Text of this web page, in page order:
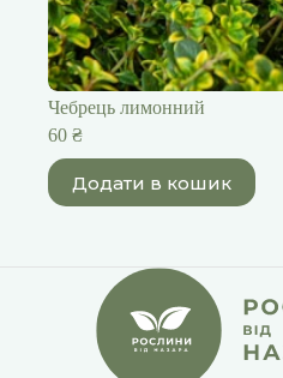
Чебрець лимонний
60 ₴
Додати в кошик